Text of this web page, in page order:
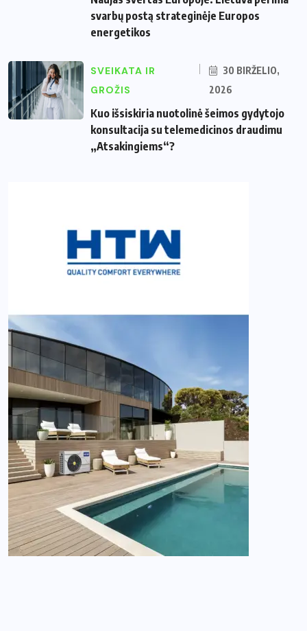
svarbų postą strateginėje Europos
energetikos
SVEIKATA IR
GROŽIS
30 BIRŽELIO,
2026
Kuo išsiskiria nuotolinė šeimos gydytojo
konsultacija su telemedicinos draudimu
„Atsakingiems“?